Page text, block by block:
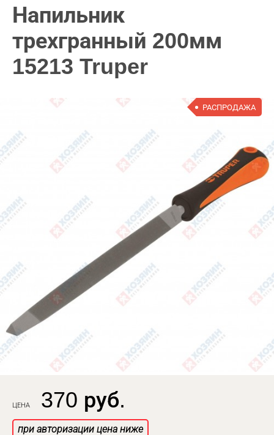
Напильник
трехгранный 200мм
15213 Truper
РАСПРОДАЖА
ЦЕНА 370 руб.
при авторизации цена ниже